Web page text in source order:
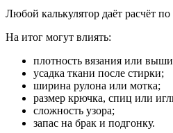
Любой калькулятор даёт расчёт
На итог могут влиять:
плотность вязания или
усадка ткани после стирки;
ширина рулона или мотка;
размер крючка, спиц или
сложность узора;
запас на брак и подгонку.